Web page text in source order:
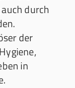
durch
der
in